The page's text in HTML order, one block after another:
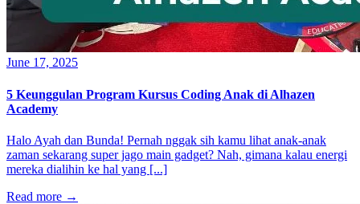
June 17, 2025
5 Keunggulan Program Kursus Coding Anak di Alhazen
Academy
Halo Ayah dan Bunda! Pernah nggak sih kamu lihat anak-anak
zaman sekarang super jago main gadget? Nah, gimana kalau energi
mereka dialihin ke hal yang [...]
Read more →